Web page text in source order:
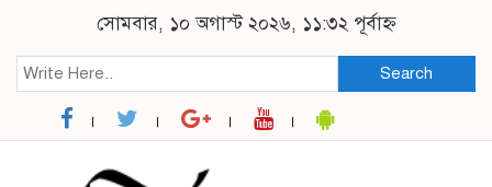
সোমবার, ১০ অগাস্ট ২০২৬, ১১:৩২ পূর্বাহ্ন
Search